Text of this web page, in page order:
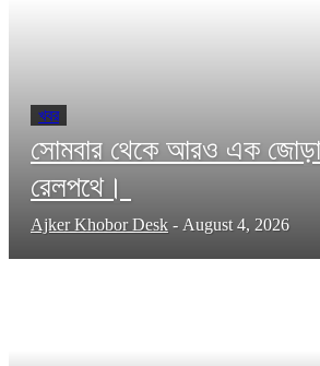
খবর
সোমবার থেকে আরও এক জোড়া
রেলপথে।
Ajker Khobor Desk - August 4, 2026